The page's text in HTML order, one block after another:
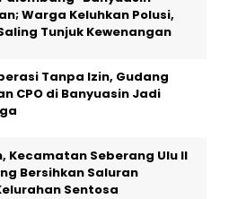
Warga Keluhkan Polusi,
Tunjuk Kewenangan
Tanpa Izin, Gudang
CPO di Banyuasin Jadi
Kecamatan Seberang Ulu II
Bersihkan Saluran
Sentosa